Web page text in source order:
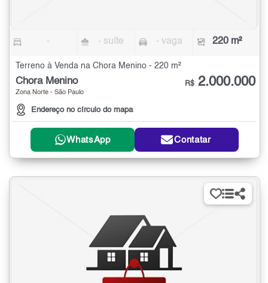
- - suíte - vaga 220 m²
Terreno à Venda na Chora Menino - 220 m²
Chora Menino
Zona Norte - São Paulo
Endereço no círculo do mapa
R$ 2.000.000
WhatsApp Contatar